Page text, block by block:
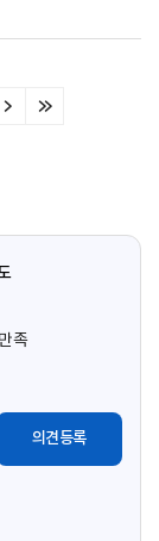
다
마
족